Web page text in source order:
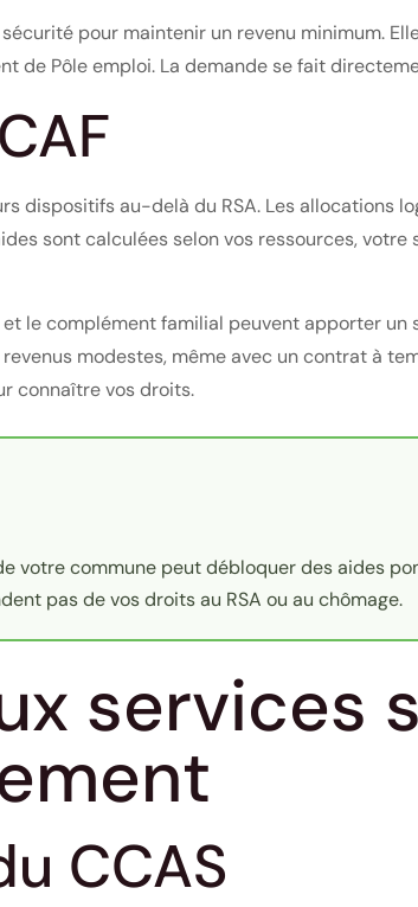
pour maintenir un revenu minimum.
de Pôle emploi. La demande se fait
dispositifs au-delà du RSA. Les allocations
sont calculées selon vos ressources,
le complément familial peuvent apporter
modestes, même avec un contrat à
connaître vos droits.
votre commune peut débloquer des aides
pas de vos droits au RSA ou au chômage.
services
CCAS